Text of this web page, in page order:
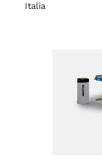
Italia